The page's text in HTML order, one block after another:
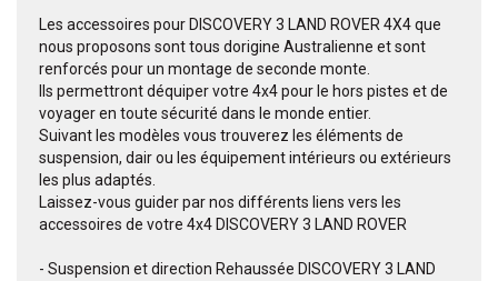
Les accessoires pour DISCOVERY 3 LAND ROVER 4X4 que
nous proposons sont tous dorigine Australienne et sont
renforcés pour un montage de seconde monte.
Ils permettront déquiper votre 4x4 pour le hors pistes et de
voyager en toute sécurité dans le monde entier.
Suivant les modèles vous trouverez les éléments de
suspension, dair ou les équipement intérieurs ou extérieurs
les plus adaptés.
Laissez-vous guider par nos différents liens vers les
accessoires de votre 4x4 DISCOVERY 3 LAND ROVER
- Suspension et direction Rehaussée DISCOVERY 3 LAND